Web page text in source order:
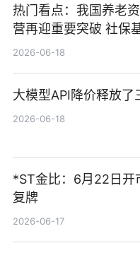
热门看点：我国养老
营再迎重要突破 社保
货账户完成开立
2026-06-18
大模型API降价释放了
2026-06-18
*ST金比：6月22日开
复牌
2026-06-17